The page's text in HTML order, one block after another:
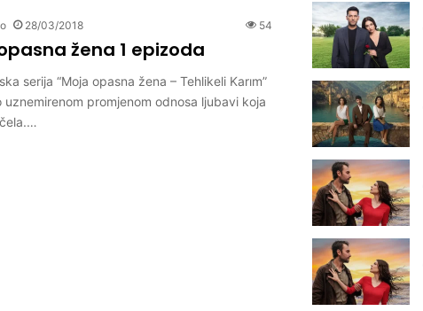
28/03/2018 54
žena 1 epizoda
serija “Moja opasna žena – Tehlikeli Karım”
uznemirenom promjenom odnosa ljubavi koja